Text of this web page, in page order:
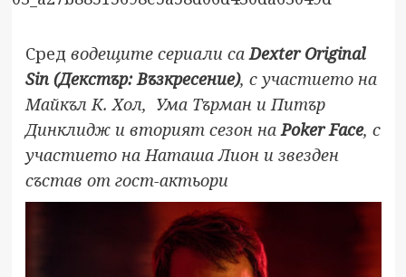
Сред водещите сериали саDexter Original
Sin (Декстър: Възкресение), с участието на
Майкъл К. Хол, Ума Търман и Питър
Динклидж и вторият сезон наPoker Face, с
участието на Наташа Лион и звезден
състав от гост-актьори